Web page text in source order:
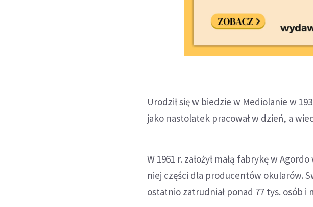
Urodził się w biedzie w Mediolanie w
jako nastolatek pracował w dzień, a
W 1961 r. założył małą fabrykę w
niej części dla producentów okularów.
ostatnio zatrudniał ponad 77 tys. osób i